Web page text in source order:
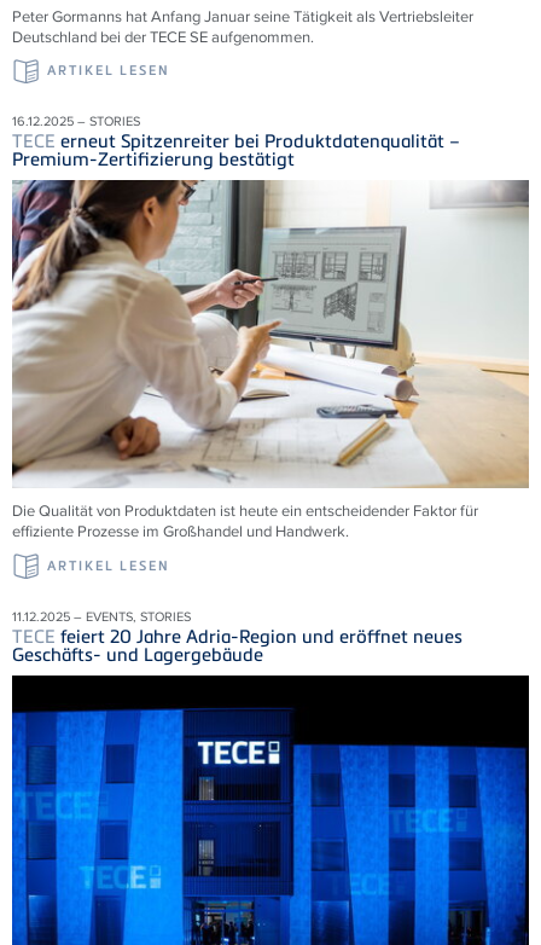
Peter Gormanns hat Anfang Januar seine Tätigkeit als Vertriebsleiter
Deutschland bei derTECESE aufgenommen.
ARTIKEL LESEN
16.12.2025 – STORIES
TECE erneut Spitzenreiter bei Produktdatenqualität –
Premium-Zertifizierung bestätigt
Die Qualität von Produktdaten ist heute ein entscheidender Faktor für
effiziente Prozesse im Großhandel und Handwerk.
ARTIKEL LESEN
11.12.2025 – EVENTS, STORIES
TECE feiert 20 Jahre Adria-Region und eröffnet neues
Geschäfts- und Lagergebäude